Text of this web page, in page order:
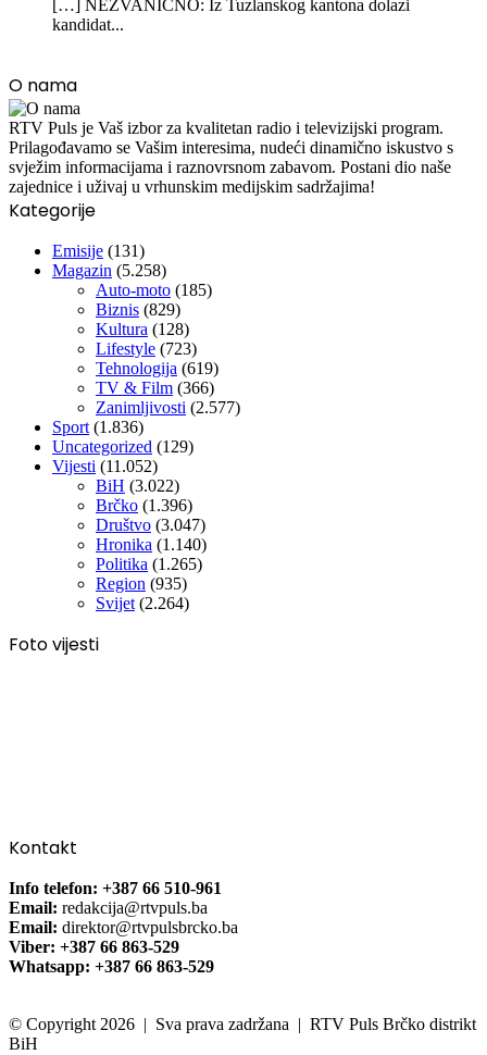
[…] NEZVANIČNO: Iz Tuzlanskog kantona dolazi
kandidat...
O nama
RTV Puls je Vaš izbor za kvalitetan radio i televizijski program.
Prilagođavamo se Vašim interesima, nudeći dinamično iskustvo s
svježim informacijama i raznovrsnom zabavom. Postani dio naše
zajednice i uživaj u vrhunskim medijskim sadržajima!
Kategorije
Emisije (131)
Magazin (5.258)
Auto-moto (185)
Biznis (829)
Kultura (128)
Lifestyle (723)
Tehnologija (619)
TV & Film (366)
Zanimljivosti (2.577)
Sport (1.836)
Uncategorized (129)
Vijesti (11.052)
BiH (3.022)
Brčko (1.396)
Društvo (3.047)
Hronika (1.140)
Politika (1.265)
Region (935)
Svijet (2.264)
Foto vijesti
Kontakt
Info telefon: +387 66 510-961
Email: redakcija@rtvpuls.ba
Email: direktor@rtvpulsbrcko.ba
Viber: +387 66 863-529
Whatsapp: +387 66 863-529
© Copyright 2026 | Sva prava zadržana | RTV Puls Brčko distrikt
BiH